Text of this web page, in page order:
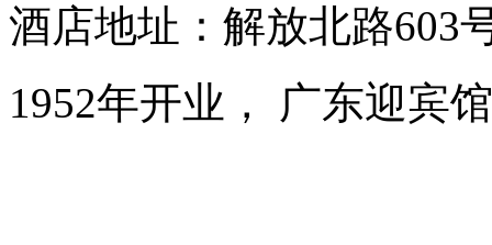
酒店地址：解放北路603
1952年开业， 广东迎